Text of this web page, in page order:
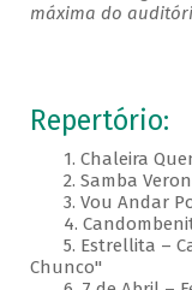
máxima do
Repertório:
1. Chaleira
2. Samba
3. Vou Andar
4.
5. Estrellita –
Chunco"